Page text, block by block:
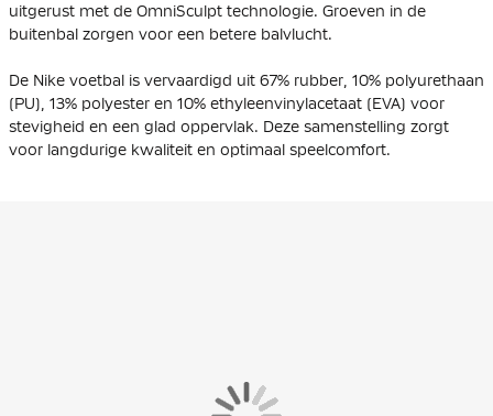
uitgerust met de OmniSculpt technologie. Groeven in de
buitenbal zorgen voor een betere balvlucht.
De Nike voetbal is vervaardigd uit 67% rubber, 10% polyurethaan
(PU), 13% polyester en 10% ethyleenvinylacetaat (EVA) voor
stevigheid en een glad oppervlak. Deze samenstelling zorgt
voor langdurige kwaliteit en optimaal speelcomfort.